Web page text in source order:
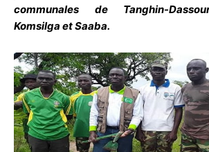
communales de Tanghin-
Komsilga et Saaba.